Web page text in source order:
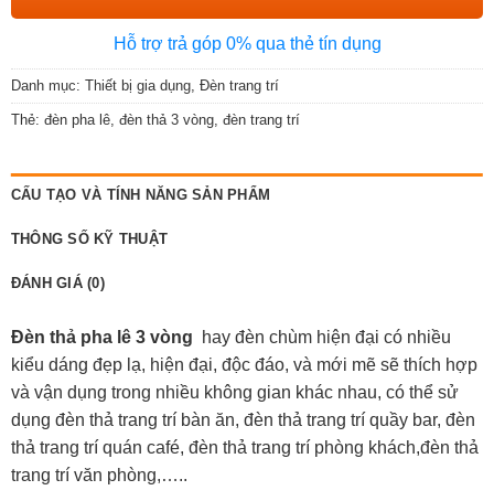
Hỗ trợ trả góp 0% qua thẻ tín dụng
Danh mục: Thiết bị gia dụng, Đèn trang trí
Thẻ: đèn pha lê, đèn thả 3 vòng, đèn trang trí
CẤU TẠO VÀ TÍNH NĂNG SẢN PHẨM
THÔNG SỐ KỸ THUẬT
ĐÁNH GIÁ (0)
Đèn thả pha lê 3 vòng
hay đèn chùm hiện đại có nhiều
kiểu dáng đẹp lạ, hiện đại, độc đáo, và mới mẽ sẽ thích hợp
và vận dụng trong nhiều không gian khác nhau, có thể sử
dụng đèn thả trang trí bàn ăn, đèn thả trang trí quầy bar, đèn
thả trang trí quán café, đèn thả trang trí phòng khách,đèn thả
trang trí văn phòng,…..